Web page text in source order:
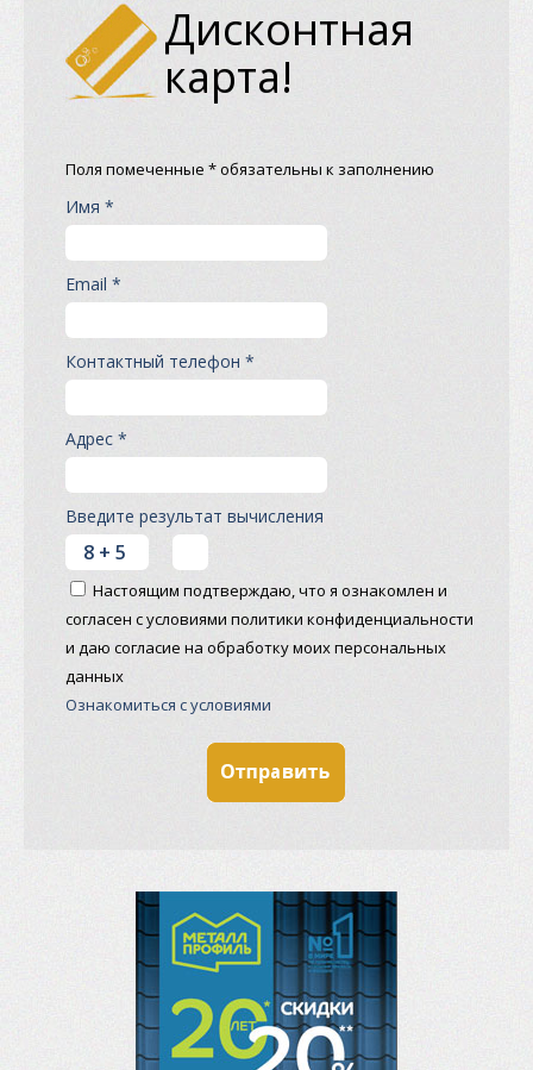
Дисконтная
карта!
Поля помеченные * обязательны к заполнению
Имя *
Email *
Контактный телефон *
Адрес *
Введите результат вычисления
Настоящим подтверждаю, что я ознакомлен и
согласен с условиями политики конфиденциальности
и даю согласие на обработку моих персональных
данных
Ознакомиться с условиями